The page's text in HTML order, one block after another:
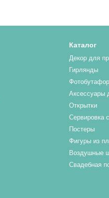
Каталог
Декор для
Гирлянды
Аксессуары
Открытки
Сервировка
Постеры
Фигуры из
Воздушные
Свадебная